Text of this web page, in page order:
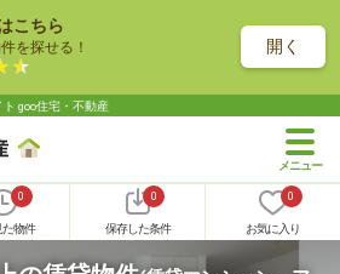
こちら
を探せる！ 開く
goo住宅・不動産
0
物件
0
保存した条件
0
お気に入り